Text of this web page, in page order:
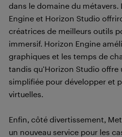
dans le domaine du métavers.
Engine et Horizon Studio
créatrices de meilleurs outils
immersif. Horizon Engine
graphiques et les temps de
tandis qu’Horizon Studio
simplifiée pour développer et
virtuelles.
Enfin, côté divertissement,
un nouveau service pour les